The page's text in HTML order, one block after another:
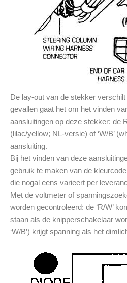
De lay-out van de stekker
gevallen gaat het om het vinden
aansluitingen op deze stekker: de
(lilac/yellow; NL-versie) of ‘W/B’
aansluiting.
Bij het vinden van deze
gebruik te maken van de
die nogal eens varieert per
Met de voltmeter of
worden gecontroleerd: de ‘R/W’
staan als de knipperschakelaar
‘W/B’) krijgt spanning als het